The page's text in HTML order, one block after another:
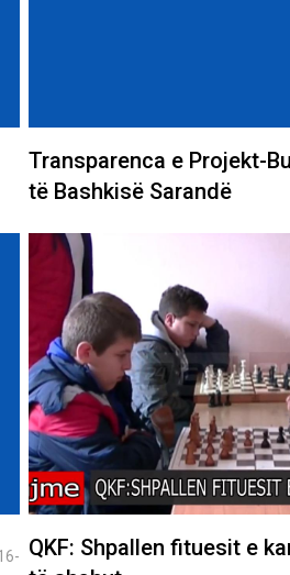
Transparenca e Projekt-
të Bashkisë Sarandë
QKF: Shpallen fituesit e